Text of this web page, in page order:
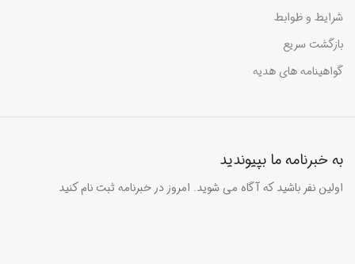
شرایط و ظوابط
بازگشت سریع
گواهینامه های هدیه
به خبرنامه ما بپیوندید
اولین نفر باشید که آگاه می شوید. امروز در خبرنامه ثبت نام کنید